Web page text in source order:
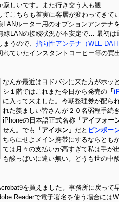
しいです。また行き交う人も観
こちらも着実に客層が変わってきて
ルーター用のオプションアンテナ
線LANの接続状況が不安定で… 最初
うので、 指向性アンテナ（WLE-
ていたインスタントコーヒー等の買
なんか最近はヨドバシに来た方がホッ
シ１階ではこれまた今日から発売の 「
に入って来ました。今朝整理券が配ら
れた羨ましい皆さんが２０名弱程手続
iPhoneの日本語正式名称 「アイフォー
せん。でも 「アイホン」 だと ピンポー
ちらにせよメイン携帯にするならとも
ては月々の支払いが高すぎて私は手が
も酸っぱいに違い無い。どうも世の中
を買えました。事務所に戻って
Readerで電子署名を使う場合には